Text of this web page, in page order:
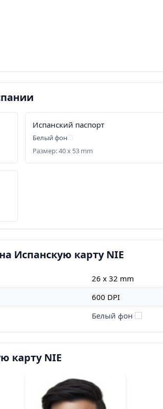
Испанский паспорт
Белый фон
Размер: 40 x 53 mm
Испанскую карту NIE
26 x 32 mm
600 DPI
Белый фон
карту NIE